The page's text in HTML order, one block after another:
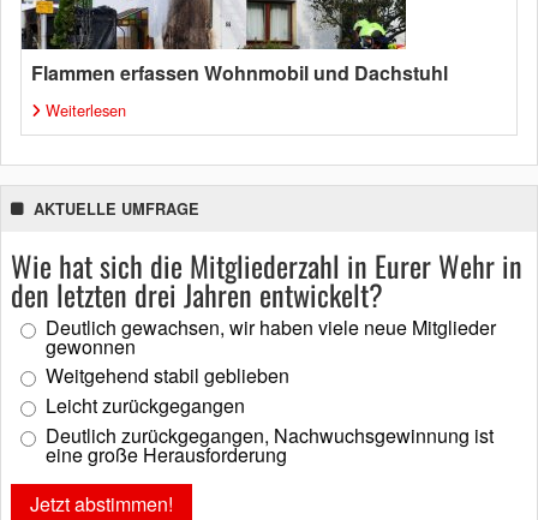
Flammen erfassen Wohnmobil und Dachstuhl
Weiterlesen
AKTUELLE UMFRAGE
Wie hat sich die Mitgliederzahl in Eurer Wehr in
den letzten drei Jahren entwickelt?
Deutlich gewachsen, wir haben viele neue Mitglieder
gewonnen
Weitgehend stabil geblieben
Leicht zurückgegangen
Deutlich zurückgegangen, Nachwuchsgewinnung ist
eine große Herausforderung